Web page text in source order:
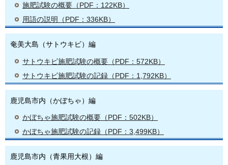
施肥試験の概要（PDF：122KB）
用語の説明（PDF：336KB）
奄美大島（サトウキビ）編
サトウキビ施肥試験の概要（PDF：572KB）
サトウキビ施肥試験の記録（PDF：1,792KB）
鹿児島市内（かぼちゃ）編
かぼちゃ施肥試験の概要（PDF：502KB）
かぼちゃ施肥試験の記録（PDF：3,499KB）
鹿児島市内（青果用大根）編